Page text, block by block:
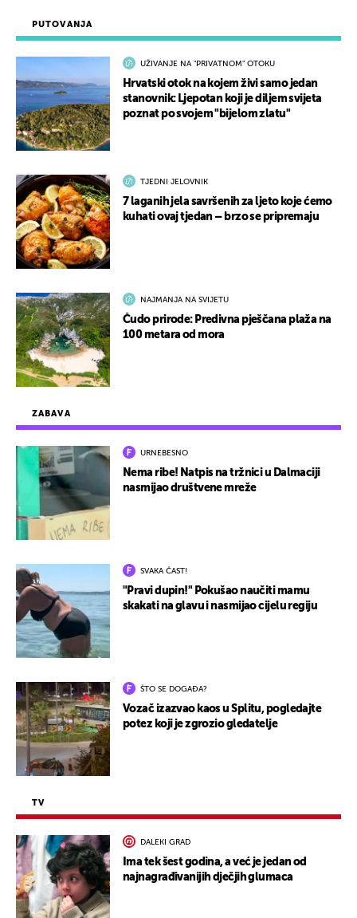
ZABAVA
URNEBESNO
Nema ribe! Natpis na tržnici u Dalmaciji
nasmijao društvene mreže
SVAKA ČAST!
"Pravi dupin!" Pokušao naučiti mamu
skakati na glavu i nasmijao cijelu regiju
ŠTO SE DOGAĐA?
Vozač izazvao kaos u Splitu, pogledajte
potez koji je zgrozio gledatelje
TV
DALEKI GRAD
Ima tek šest godina, a već je jedan od
najnagrađivanijih dječjih glumaca
PUTOVANJA
UŽIVANJE NA "PRIVATNOM" OTOKU
Hrvatski otok na kojem živi samo jedan
stanovnik: Ljepotan koji je diljem svijeta
poznat po svojem "bijelom zlatu"
TJEDNI JELOVNIK
7 laganih jela savršenih za ljeto koje ćemo
kuhati ovaj tjedan – brzo se pripremaju
NAJMANJA NA SVIJETU
Čudo prirode: Predivna pješčana plaža na
100 metara od mora